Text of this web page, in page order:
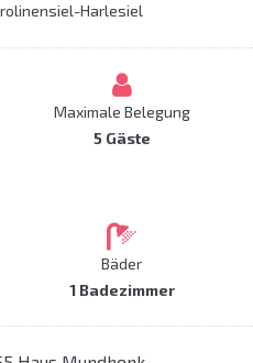
Harlesiel
Maximale Belegung
5 Gäste
Bäder
1 Badezimmer